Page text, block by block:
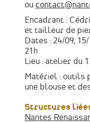
ou
Encadrant :
et tailleur de
Dates : 24/09,
21h
Lieu : atelier du
Matériel : outils
une blouse et
Structures
Nantes